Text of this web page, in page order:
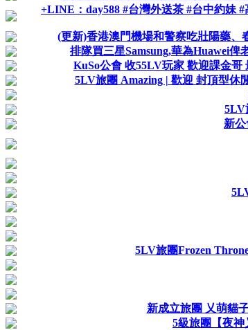
+LINE：day588 #台灣外送茶 #台中約妹
(更新)香港澳門機場和警察吃壯陽藥、
排隊買三星Samsung,華為Huawei俾
KuSo公會 收55LV玩家 歡迎課金哥
5LV旅團 Amazing | 歡迎 封頂型休
5LV
新
5LV旅團Frozen
新成立旅團 乂萌貓
5級旅團【夜神